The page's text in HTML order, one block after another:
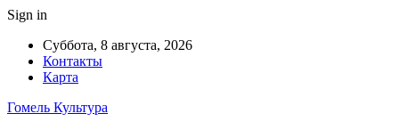
Sign in
Суббота, 8 августа, 2026
Контакты
Карта
Гомель Культура